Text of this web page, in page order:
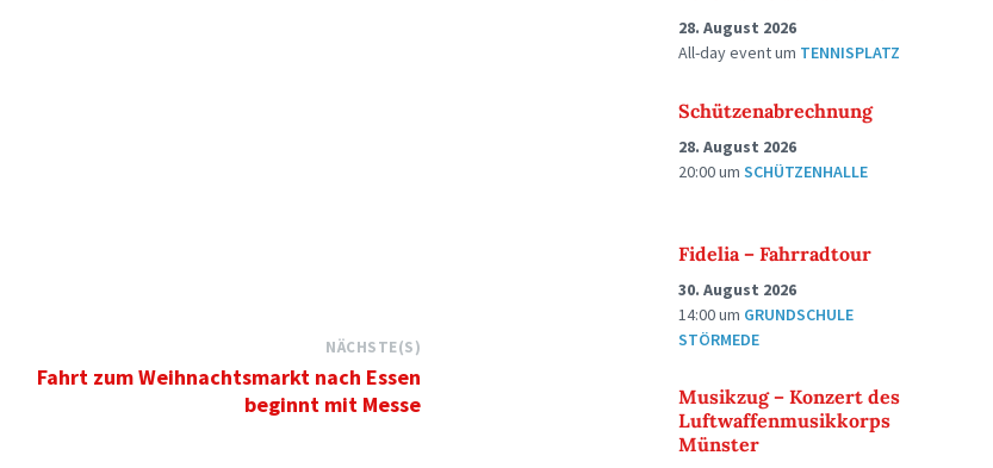
NÄCHSTE(S)
Fahrt zum Weihnachtsmarkt nach Essen
beginnt mit Messe
28. August 2026
All-day eventum TENNISPLATZ
Schützenabrechnung
28. August 2026
20:00umSCHÜTZENHALLE
Fidelia – Fahrradtour
30. August 2026
14:00um GRUNDSCHULE
STÖRMEDE
Musikzug – Konzert des
Luftwaffenmusikkorps
Münster